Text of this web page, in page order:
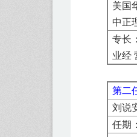
美国
中正
专长：
业经
第二
刘说
任期：